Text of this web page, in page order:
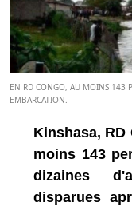
EN RD CONGO, AU MOINS 143
EMBARCATION.
Kinshasa, RD
moins 143
dizaines
disparues